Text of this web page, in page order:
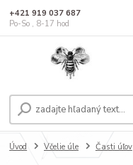
+421 919 037 687
Po-So , 8-17 hod
Úvod Včelie úle Časti úľov